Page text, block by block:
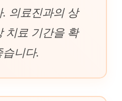
. 의료진과의 상
치료 기간을 확
습니다.